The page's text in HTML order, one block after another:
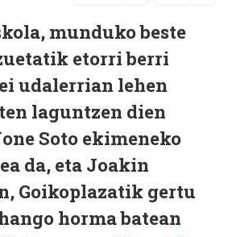
munduko beste
etorri berri
udalerrian lehen
laguntzen dien
Soto ekimeneko
da, eta Joakin
Goikoplazatik gertu
horma batean